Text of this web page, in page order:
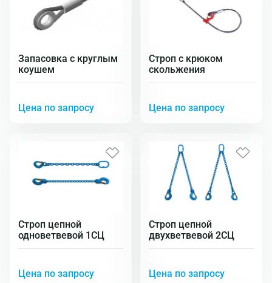
Запасовка с круглым
коушем
Цена по запросу
Строп с крюком
скольжения
Цена по запросу
Строп цепной
одноветвевой 1СЦ
Цена по запросу
Строп цепной
двухветвевой 2СЦ
Цена по запросу